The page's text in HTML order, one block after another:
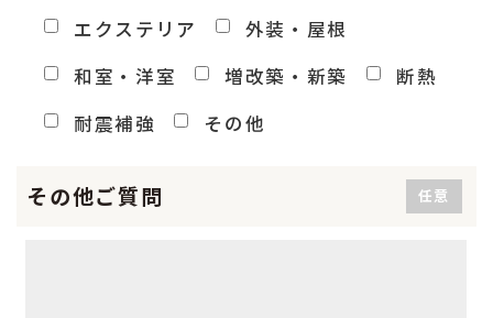
エクステリア
外装・屋根
和室・洋室
増改築・新築
断熱
耐震補強
その他
その他ご質問 任意